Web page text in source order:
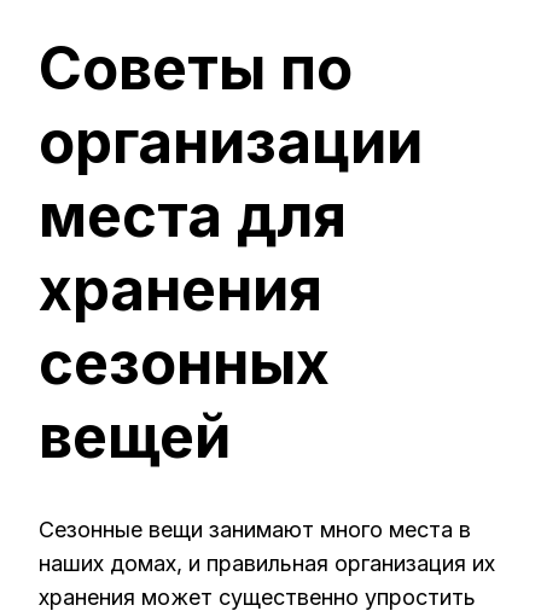
Советы по
организации
места для
хранения
сезонных
вещей
Сезонные вещи занимают много места в
наших домах, и правильная организация их
хранения может существенно упростить